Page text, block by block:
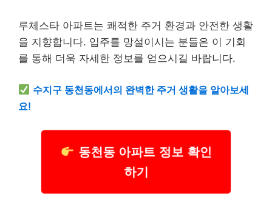
루체스타 아파트는 쾌적한 주거 환경과 안전한 생활
을 지향합니다. 입주를 망설이시는 분들은 이 기회
를 통해 더욱 자세한 정보를 얻으시길 바랍니다.
수지구 동천동에서의 완벽한 주거 생활을 알아보세
요!
동천동 아파트 정보 확인
하기